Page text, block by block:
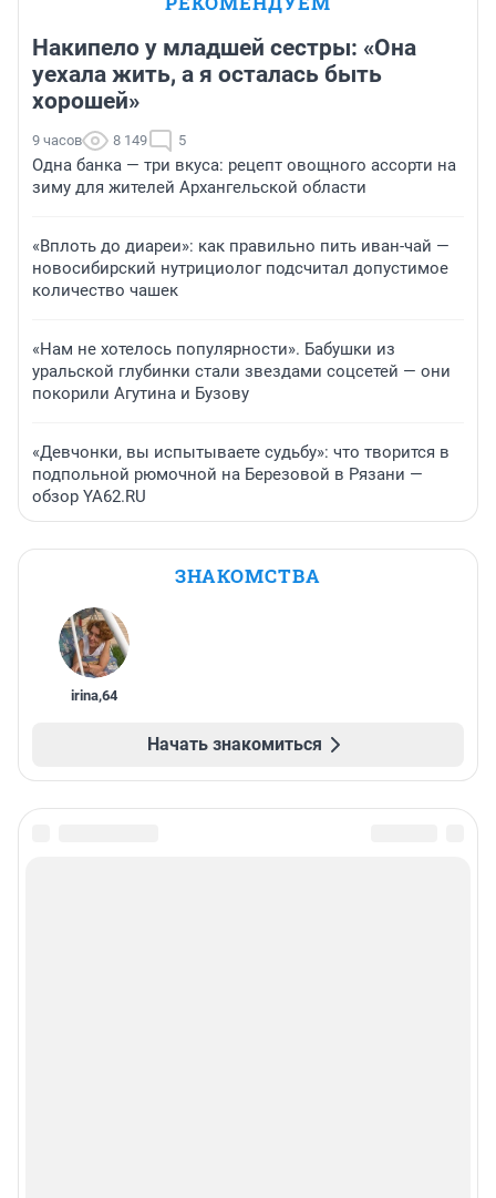
Накипело у младшей сестры: «Она
уехала жить, а я осталась быть
хорошей»
9 часов 8 149 5
Одна банка — три вкуса: рецепт овощного ассорти на
зиму для жителей Архангельской области
«Вплоть до диареи»: как правильно пить иван-чай —
новосибирский нутрициолог подсчитал допустимое
количество чашек
«Нам не хотелось популярности». Бабушки из
уральской глубинки стали звездами соцсетей — они
покорили Агутина и Бузову
«Девчонки, вы испытываете судьбу»: что творится в
подпольной рюмочной на Березовой в Рязани —
обзор YA62.RU
ЗНАКОМСТВА
irina,64
Начать знакомиться